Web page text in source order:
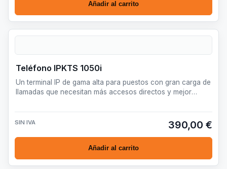
Añadir al carrito
Teléfono IPKTS 1050i
Un terminal IP de gama alta para puestos con gran carga de
llamadas que necesitan más accesos directos y mejor
SIN IVA 390,00 €
Añadir al carrito